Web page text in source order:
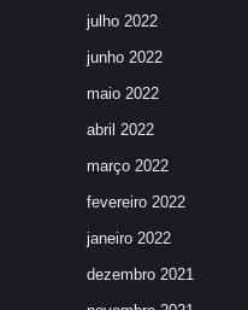
julho 2022
junho 2022
maio 2022
abril 2022
março 2022
fevereiro 2022
janeiro 2022
dezembro 2021